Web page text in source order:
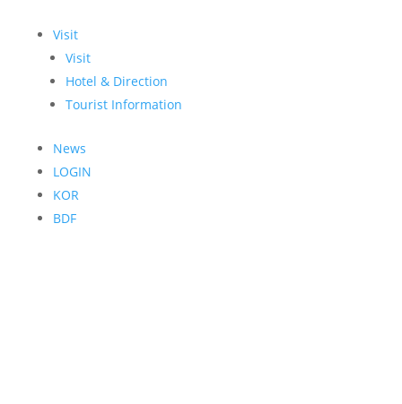
Visit
Visit
Hotel & Direction
Tourist Information
News
LOGIN
KOR
BDF